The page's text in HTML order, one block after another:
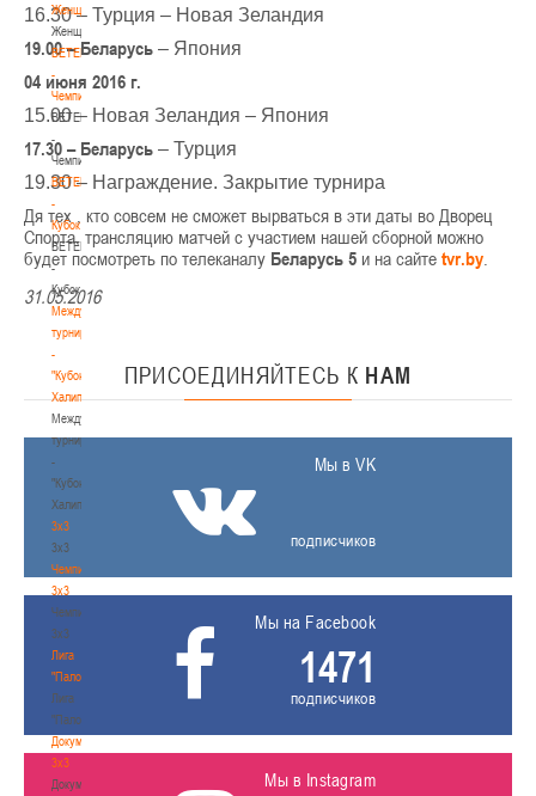
Женщины
Женщины
BETERA
-
Чемпионат
BETERA
-
Чемпионат
BETERA
-
Кубок
BETERA
-
Кубок
Международный
турнир
-
"Кубок
Халипского"
Международный
турнир
-
"Кубок
Халипского"
3x3
3x3
Чемпионат
3х3
Чемпионат
3х3
Лига
"Палова"
Лига
"Палова"
Документы
3х3
Документы
16.30 – Турция – Новая Зеландия
19.00 – Беларусь – Япония
04 июня 2016 г.
15.00 – Новая Зеландия – Япония
17.30 – Беларусь – Турция
19.30 – Награждение. Закрытие турнира
Дя тех , кто совсем не сможет вырваться в эти даты во Дворец
Спорта, трансляцию матчей с участием нашей сборной можно
будет посмотреть по телеканалу Беларусь 5 и на сайте tvr.by
31.05.2016
ПРИСОЕДИНЯЙТЕСЬ К НАМ
Мы в VK
подписчиков
Мы на Facebook
1471
подписчиков
Мы в Instagram